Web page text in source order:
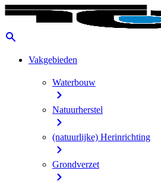
Vakgebieden
Waterbouw
Natuurherstel
(natuurlijke) Herinrichting
Grondverzet